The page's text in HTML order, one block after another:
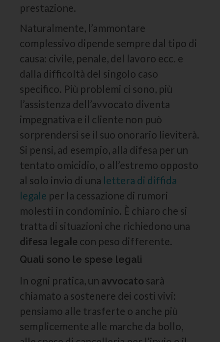
prestazione.
Naturalmente, l’ammontare
complessivo dipende sempre dal tipo di
causa: civile, penale, del lavoro ecc. e
dalla difficoltà del singolo caso
specifico. Più problemi ci sono, più
l’assistenza dell’avvocato diventa
impegnativa e il cliente non può
sorprendersi se il suo onorario lieviterà.
Si pensi, ad esempio, alla difesa per un
tentato omicidio, o all’estremo opposto
al solo invio di una lettera di diffida
legale per la cessazione di rumori
molesti in condominio. È chiaro che si
tratta di situazioni che richiedono una
difesa legale con peso differente.
Quali sono le spese legali
In ogni pratica, un avvocato sarà
chiamato a sostenere dei costi vivi:
pensiamo alle trasferte o anche più
semplicemente alle marche da bollo,